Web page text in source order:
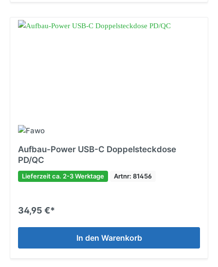
Aufbau-Power USB-C Doppelsteckdose
PD/QC
Lieferzeit ca. 2-3 Werktage Artnr: 81456
34,95 €*
In den Warenkorb